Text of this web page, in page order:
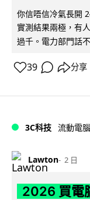
你信唔信冷氣長開
實測結果兩極，有
過千。電力部門話
39 分享
3C科技 流動電腦
Lawton 2 日
2026 買電